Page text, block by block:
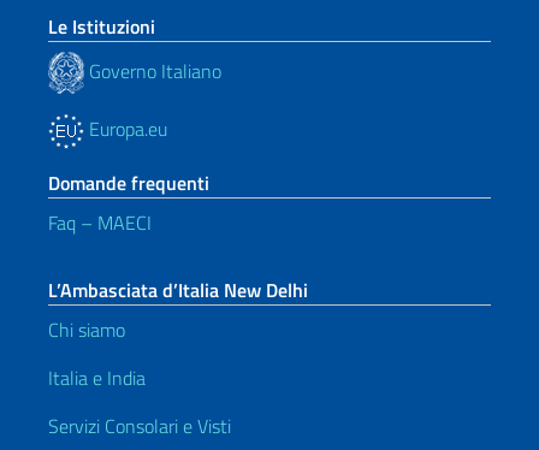
Le Istituzioni
Governo Italiano
Europa.eu
Domande frequenti
Faq – MAECI
L’Ambasciata d’Italia New Delhi
Chi siamo
Italia e India
Servizi Consolari e Visti